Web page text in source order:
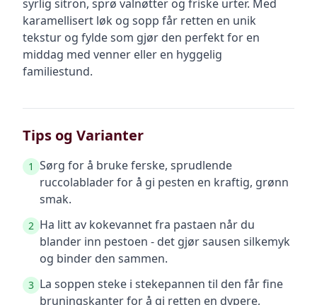
syrlig sitron, sprø valnøtter og friske urter. Med
karamellisert løk og sopp får retten en unik
tekstur og fylde som gjør den perfekt for en
middag med venner eller en hyggelig
familiestund.
Tips og Varianter
1 Sørg for å bruke ferske, sprudlende
ruccolablader for å gi pesten en kraftig, grønn
smak.
2 Ha litt av kokevannet fra pastaen når du
blander inn pestoen - det gjør sausen silkemyk
og binder den sammen.
3 La soppen steke i stekepannen til den får fine
bruningskanter for å gi retten en dypere,